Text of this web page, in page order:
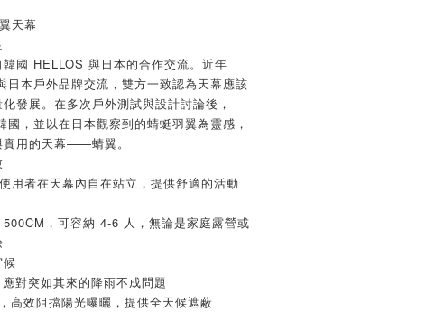
天幕
韓國 HELLOS 與日本的合作交流。近年
日本戶外品牌交流，雙方一致認為天幕應該
發展。在多次戶外測試與設計討論後，
國，並以在日本觀察到的蜻蜓羽翼為靈感，
用的天幕——蜻翼。
用者在天幕內自在站立，提供舒適的活動
，可容納 4-6 人，無論是家庭露營或
對突如其來的降雨不成問題
高效阻擋陽光曝曬，提供全天候遮蔽